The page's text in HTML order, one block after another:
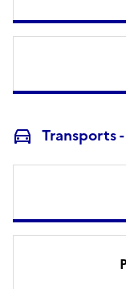
Transports